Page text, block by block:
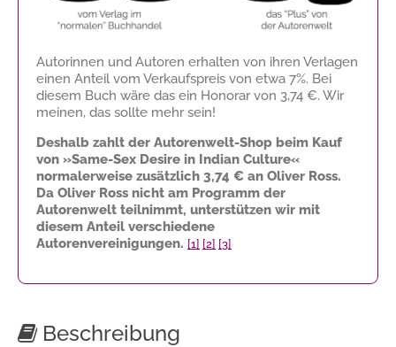
Autorinnen und Autoren erhalten von ihren Verlagen
einen Anteil vom Verkaufspreis von etwa 7%. Bei
diesem Buch wäre das ein Honorar von 3,74 €. Wir
meinen, das sollte mehr sein!
Deshalb zahlt der Autorenwelt-Shop beim Kauf
von »Same-Sex Desire in Indian Culture«
normalerweise zusätzlich 3,74 € an Oliver Ross.
Da Oliver Ross nicht am Programm der
Autorenwelt teilnimmt, unterstützen wir mit
diesem Anteil verschiedene
Autorenvereinigungen. [1] [2] [3]
Beschreibung